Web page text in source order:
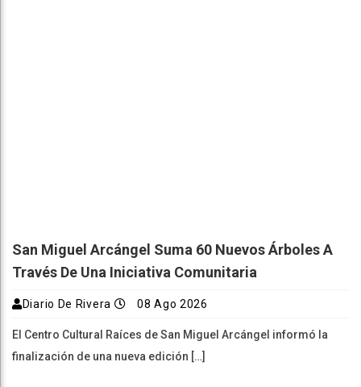
San Miguel Arcángel Suma 60 Nuevos Árboles A
Través De Una Iniciativa Comunitaria
Diario De Rivera 08 Ago 2026
El Centro Cultural Raíces de San Miguel Arcángel informó la
finalización de una nueva edición […]